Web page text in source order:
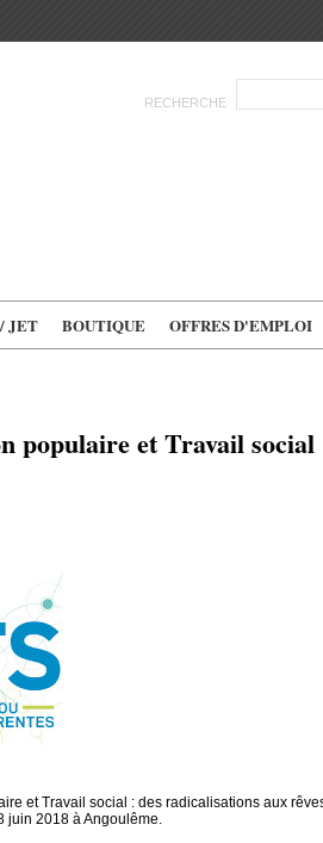
RECHERCHE
JET BOUTIQUE OFFRES D'EMPLOI
populaire et Travail social
et Travail social : des radicalisations aux
juin 2018 à Angoulême.